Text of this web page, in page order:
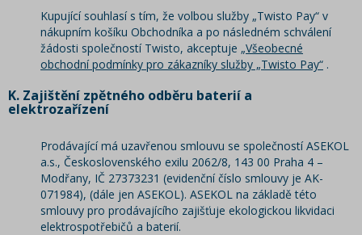
Kupující souhlasí s tím, že volbou služby „Twisto Pay“ v
nákupním košíku Obchodníka a po následném schválení
žádosti společností Twisto, akceptuje „Všeobecné
obchodní podmínky pro zákazníky služby „Twisto Pay“ .
K. Zajištění zpětného odběru baterií a
elektrozařízení
Prodávající má uzavřenou smlouvu se společností ASEKOL
a.s., Československého exilu 2062/8, 143 00 Praha 4 –
Modřany, IČ 27373231 (evidenční číslo smlouvy je AK-
071984), (dále jen ASEKOL). ASEKOL na základě této
smlouvy pro prodávajícího zajišťuje ekologickou likvidaci
elektrospotřebičů a baterií.